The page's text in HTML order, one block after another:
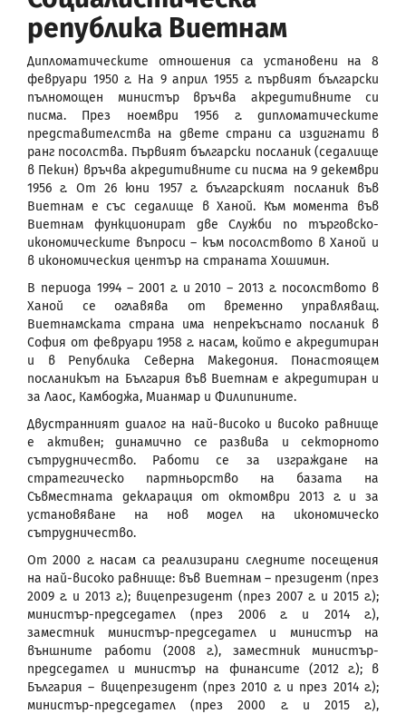
република Виетнам
Дипломатическите отношения са установени на 8
февруари 1950 г. На 9 април 1955 г. първият български
пълномощен министър връчва акредитивните си
писма. През ноември 1956 г. дипломатическите
представителства на двете страни са издигнати в
ранг посолства. Първият български посланик (седалище
в Пекин) връчва акредитивните си писма на 9 декември
1956 г. От 26 юни 1957 г. българският посланик във
Виетнам е със седалище в Ханой. Към момента във
Виетнам функционират две Служби по търговско-
икономическите въпроси – към посолството в Ханой и
в икономическия център на страната Хошимин.
В периода 1994 – 2001 г. и 2010 – 2013 г. посолството в
Ханой се оглавява от временно управляващ.
Виетнамската страна има непрекъснато посланик в
София от февруари 1958 г. насам, който е акредитиран
и в Република Северна Македония. Понастоящем
посланикът на България във Виетнам е акредитиран и
за Лаос, Камбоджа, Мианмар и Филипините.
Двустранният диалог на най-високо и високо равнище
е активен; динамично се развива и секторното
сътрудничество. Работи се за изграждане на
стратегическо партньорство на базата на
Съвместната декларация от октомври 2013 г. и за
установяване на нов модел на икономическо
сътрудничество.
От 2000 г. насам са реализирани следните посещения
на най-високо равнище: във Виетнам – президент (през
2009 г. и 2013 г.); вицепрезидент (през 2007 г. и 2015 г.);
министър-председател (през 2006 г. и 2014 г.),
заместник министър-председател и министър на
външните работи (2008 г.), заместник министър-
председател и министър на финансите (2012 г.); в
България – вицепрезидент (през 2010 г. и през 2014 г.);
министър-председател (през 2000 г. и 2015 г.),